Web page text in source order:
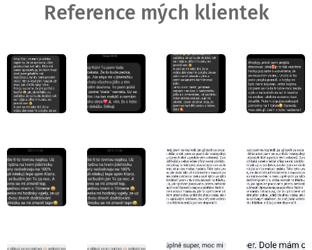
Reference mých klientek